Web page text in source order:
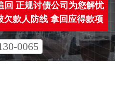
回 正规讨债公司为您解忧
款人防线 拿回应得款项
0065